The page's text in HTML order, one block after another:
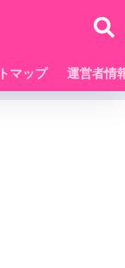
マップ 運営者情